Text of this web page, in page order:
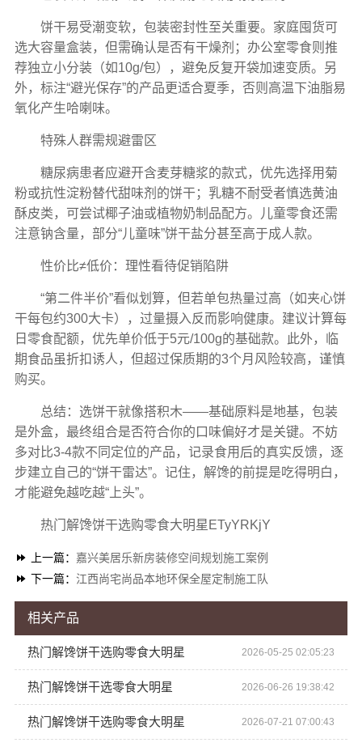
饼干易受潮变软，包装密封性至关重要。家庭囤货可
选大容量盒装，但需确认是否有干燥剂；办公室零食则推
荐独立小分装（如10g/包），避免反复开袋加速变质。另
外，标注“避光保存”的产品更适合夏季，否则高温下油脂易
氧化产生哈喇味。
特殊人群需规避雷区
糖尿病患者应避开含麦芽糖浆的款式，优先选择用菊
粉或抗性淀粉替代甜味剂的饼干；乳糖不耐受者慎选黄油
酥皮类，可尝试椰子油或植物奶制品配方。儿童零食还需
注意钠含量，部分“儿童味”饼干盐分甚至高于成人款。
性价比≠低价：理性看待促销陷阱
“第二件半价”看似划算，但若单包热量过高（如夹心饼
干每包约300大卡），过量摄入反而影响健康。建议计算每
日零食配额，优先单价低于5元/100g的基础款。此外，临
期食品虽折扣诱人，但超过保质期的3个月风险较高，谨慎
购买。
总结：选饼干就像搭积木——基础原料是地基，包装
是外盒，最终组合是否符合你的口味偏好才是关键。不妨
多对比3-4款不同定位的产品，记录食用后的真实反馈，逐
步建立自己的“饼干雷达”。记住，解馋的前提是吃得明白，
才能避免越吃越“上头”。
热门解馋饼干选购零食大明星ETyYRKjY
上一篇： 嘉兴美居乐新房装修空间规划施工案例
下一篇： 江西尚宅尚品本地环保全屋定制施工队
相关产品
热门解馋饼干选购零食大明星 2026-05-25 02:05:23
热门解馋饼干选零食大明星 2026-06-26 19:38:42
热门解馋饼干选购零食大明星 2026-07-21 07:00:43